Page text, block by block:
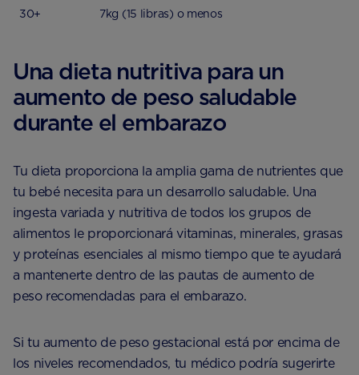
30+ 7kg (15 libras) o menos
Una dieta nutritiva para un
aumento de peso saludable
durante el embarazo
Tu dieta proporciona la amplia gama de nutrientes que
tu bebé necesita para un desarrollo saludable. Una
ingesta variada y nutritiva de todos los grupos de
alimentos le proporcionará vitaminas, minerales, grasas
y proteínas esenciales al mismo tiempo que te ayudará
a mantenerte dentro de las pautas de aumento de
peso recomendadas para el embarazo.
Si tu aumento de peso gestacional está por encima de
los niveles recomendados, tu médico podría sugerirte